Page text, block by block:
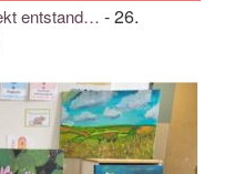
entstand… -26.